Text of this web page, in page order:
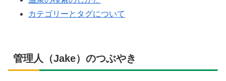
カテゴリーとタグについて
管理人（Jake）のつぶやき